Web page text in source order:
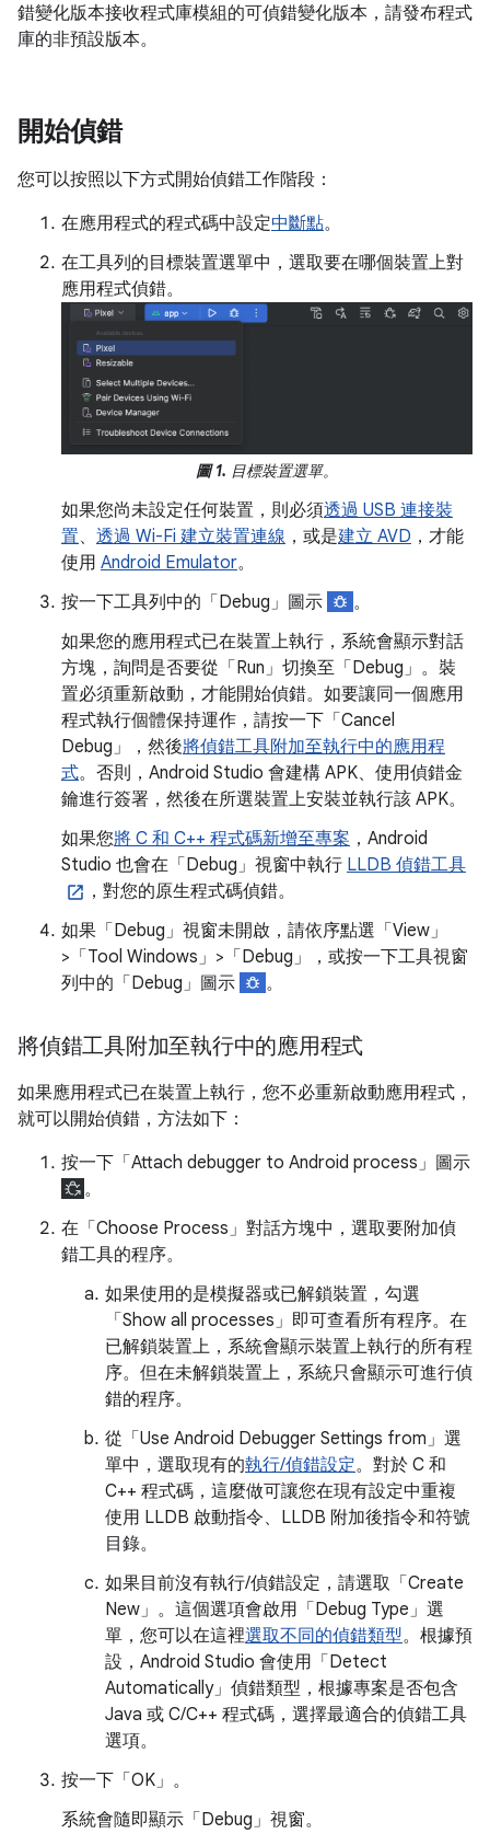
錯變化版本接收程式庫模組的可偵錯變化版本，請發布程式
庫的非預設版本。
開始偵錯
您可以按照以下方式開始偵錯工作階段：
在應用程式的程式碼中設定中斷點。
在工具列的目標裝置選單中，選取要在哪個裝置上對
應用程式偵錯。
圖 1. 目標裝置選單。
如果您尚未設定任何裝置，則必須透過 USB 連接裝
置、 透過 Wi-Fi 建立裝置連線 ，或是建立 AVD ，才能
使用 Android Emulator。
按一下工具列中的「Debug」圖示
。
如果您的應用程式已在裝置上執行，系統會顯示對話
方塊，詢問是否要從「Run」切換至「Debug」。裝
置必須重新啟動，才能開始偵錯。如要讓同一個應用
程式執行個體保持運作，請按一下「Cancel
Debug」
，然後將偵錯工具附加至執行中的應用程
式。否則，Android Studio 會建構 APK、使用偵錯金
鑰進行簽署，然後在所選裝置上安裝並執行該 APK。
如果您將 C 和 C++ 程式碼新增至專案 ，Android
Studio 也會在「Debug」視窗中執行 LLDB 偵錯工具
，對您的原生程式碼偵錯。
如果「Debug」視窗未開啟，請依序點選「View」
>「Tool Windows」>「Debug」
，或按一下工具視窗
列中的「Debug」圖示
。
將偵錯工具附加至執行中的應用程式
如果應用程式已在裝置上執行，您不必重新啟動應用程式，
就可以開始偵錯，方法如下：
按一下「Attach debugger to Android process」 圖示
。
在「Choose Process」 對話方塊中，選取要附加偵
錯工具的程序。
如果使用的是模擬器或已解鎖裝置，勾選
「Show all processes」 即可查看所有程序。在
已解鎖裝置上，系統會顯示裝置上執行的所有程
序。但在未解鎖裝置上，系統只會顯示可進行偵
錯的程序。
從「Use Android Debugger Settings from」 選
單中，選取現有的執行/偵錯設定。對於 C 和
C++ 程式碼，這麼做可讓您在現有設定中重複
使用 LLDB 啟動指令、LLDB 附加後指令和符號
目錄。
如果目前沒有執行/偵錯設定，請選取「Create
New」 。這個選項會啟用「Debug Type」 選
單，您可以在這裡選取不同的偵錯類型。根據預
設，Android Studio 會使用「Detect
Automatically」偵錯類型，根據專案是否包含
Java 或 C/C++ 程式碼，選擇最適合的偵錯工具
選項。
按一下「OK」 。
系統會隨即顯示「Debug」視窗。